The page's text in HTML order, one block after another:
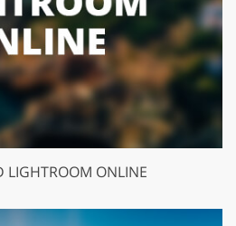
LIGHTROOM ONLINE